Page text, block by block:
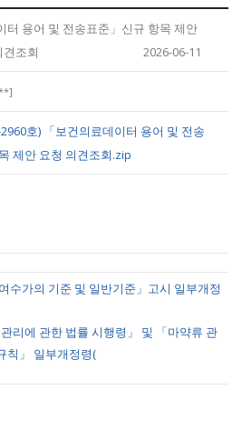
터 용어 및 전송표준」신규 항목 제안
조회
2026-06-11
호) 「보건의료데이터 용어 및 전송
제안 요청 의견조회.zip
수가의 기준 및 일반기준」고시 일부개정
관리에 관한 법률 시행령」 및 「마약류 관
칙」 일부개정령(